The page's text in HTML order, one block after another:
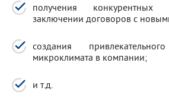
получения конкурентных
заключении договоров с
создания
микроклимата в компании;
и т.д.